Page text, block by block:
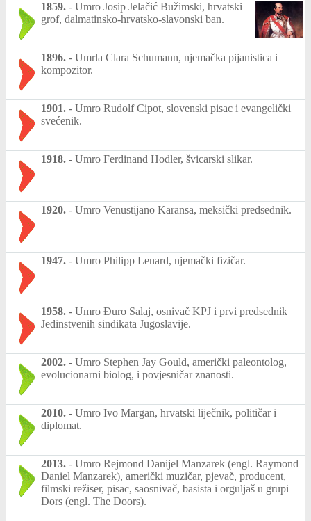
1859. - Umro Josip Jelačić Bužimski, hrvatski
grof, dalmatinsko-hrvatsko-slavonski ban.
1896. - Umrla Clara Schumann, njemačka pijanistica i
kompozitor.
1901. - Umro Rudolf Cipot, slovenski pisac i evangelički
svećenik.
1918. - Umro Ferdinand Hodler, švicarski slikar.
1920. - Umro Venustijano Karansa, meksički predsednik.
1947. - Umro Philipp Lenard, njemački fizičar.
1958. - Umro Đuro Salaj, osnivač KPJ i prvi predsednik
Jedinstvenih sindikata Jugoslavije.
2002. - Umro Stephen Jay Gould, američki paleontolog,
evolucionarni biolog, i povjesničar znanosti.
2010. - Umro Ivo Margan, hrvatski liječnik, političar i
diplomat.
2013. - Umro Rejmond Danijel Manzarek (engl. Raymond
Daniel Manzarek), američki muzičar, pjevač, producent,
filmski režiser, pisac, saosnivač, basista i orguljaš u grupi
Dors (engl. The Doors).